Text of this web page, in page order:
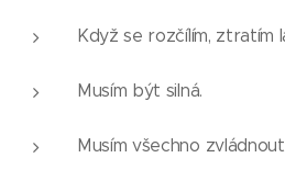
Když se rozčílím, ztratím
Musím být silná.
Musím všechno